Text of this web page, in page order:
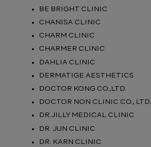
BE BRIGHT CLINIC
CHANISA CLINIC
CHARM CLINIC
CHARMER CLINIC
DAHLIA CLINIC
DERMATIGE AESTHETICS
DOCTOR KONG CO.,LTD.
DOCTOR NON CLINIC CO., LTD.
DR.JILLY MEDICAL CLINIC
DR. JUN CLINIC
DR. KARN CLINIC